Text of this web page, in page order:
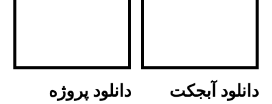
دانلود آبجکت
دانلود پروژه